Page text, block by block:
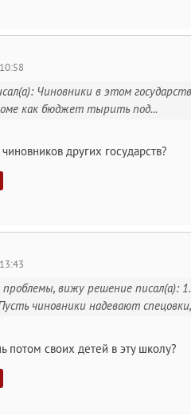
Чиновники в этом
как бюджет тырить под...
других государств?
вижу решение писал(а):
чиновники надевают
потом своих детей в эту школу?